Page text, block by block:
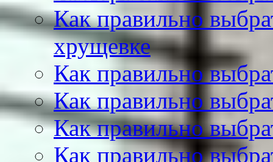
Как правильно
хрущевке
Как правильно
Как правильно
Как правильно
Как правильно